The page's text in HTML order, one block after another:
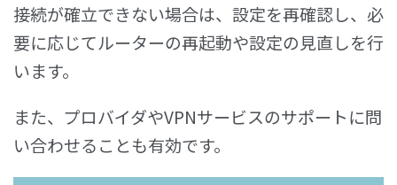
接続が確立できない場合は、設定を再確認し、必
要に応じてルーターの再起動や設定の見直しを行
います。
また、プロバイダやVPNサービスのサポートに問
い合わせることも有効です。